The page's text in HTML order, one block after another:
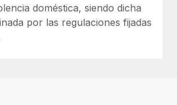
doméstica, siendo dicha
por las regulaciones fijadas